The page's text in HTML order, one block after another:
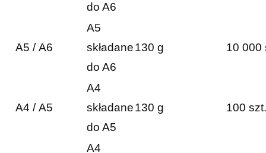
do A6
A5 / A6
A5
składane
do A6
130 g 10 000
A4 / A5
A4
składane
do A5
130 g 100 szt.
A4